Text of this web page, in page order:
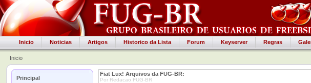
Inicio Noticias Artigos Historico da Lista Forum Keyserver Regras
Inicio
Principal
Fiat Lux! Arquivos da FUG-BR:
Por Redacao FUG-BR